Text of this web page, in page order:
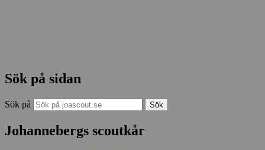
Sök på sidan
Sök på
Johannebergs scoutkår